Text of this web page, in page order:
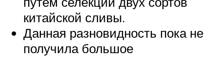
китайской сливы.
Данная разновидность пока не
получила большое